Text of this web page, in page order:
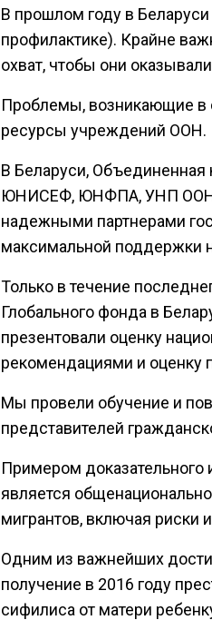
В прошлом году в
профилактике). Крайне
охват, чтобы они
Проблемы, возникающие в
ресурсы учреждений ООН.
В Беларуси,
ЮНИСЕФ, ЮНФПА, УНП ООН,
надежными партнерами
максимальной поддержки
Только в течение
Глобального фонда в
презентовали оценку
рекомендациями и оценку
Мы провели обучение и
представителей
Примером
является
мигрантов, включая
Одним из важнейших
получение в 2016 году
сифилиса от матери